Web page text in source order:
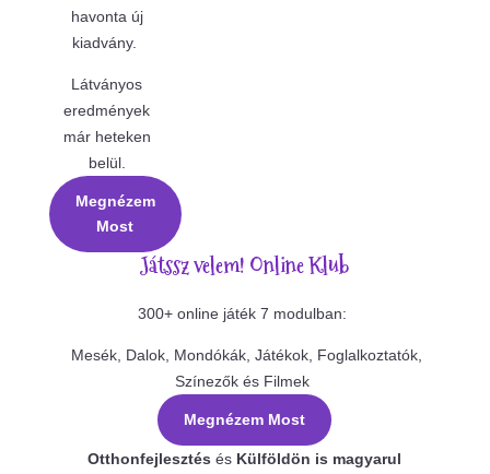
havonta új
kiadvány.
Látványos
eredmények
már heteken
belül.
Megnézem
Most
Játssz velem! Online Klub
300+ online játék 7 modulban:
Mesék, Dalok, Mondókák, Játékok, Foglalkoztatók,
Színezők és Filmek
Megnézem Most
Otthonfejlesztés és Külföldön is magyarul